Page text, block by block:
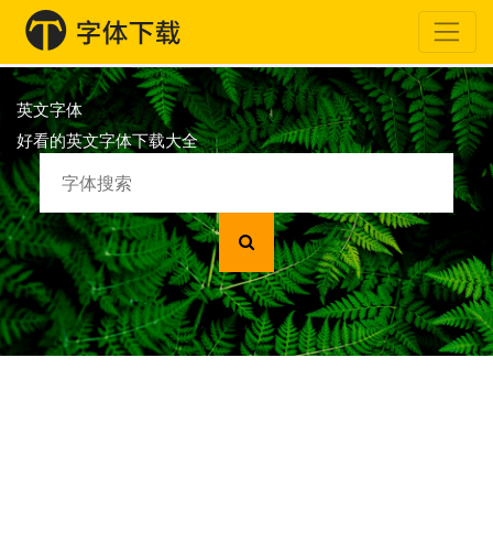
英文字体
好看的英文字体下载大全